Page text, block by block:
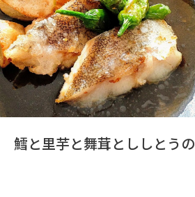
鱈と里芋と舞茸とししとうの